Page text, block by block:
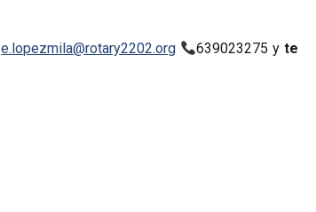
e.lopezmila@rotary2202.org 639023275 y te